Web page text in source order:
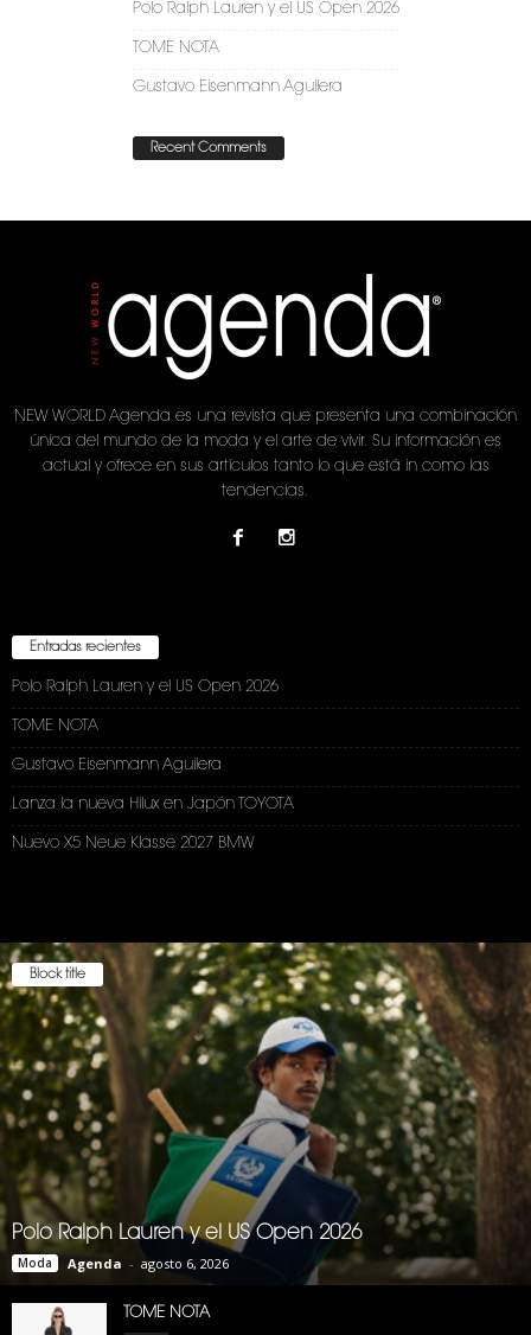
Polo Ralph Lauren y el US Open 2026
TOME NOTA
Gustavo Eisenmann Aguilera
Recent Comments
NEW WORLD Agenda es una revista que presenta una combinación
única del mundo de la moda y el arte de vivir. Su información es
actual y ofrece en sus artículos tanto lo que está in como las
tendencias.
Entradas recientes
Polo Ralph Lauren y el US Open 2026
TOME NOTA
Gustavo Eisenmann Aguilera
Lanza la nueva Hilux en Japón TOYOTA
Nuevo X5 Neue Klasse 2027 BMW
Block title
Polo Ralph Lauren y el US Open 2026
Moda Agenda - agosto 6, 2026
TOME NOTA